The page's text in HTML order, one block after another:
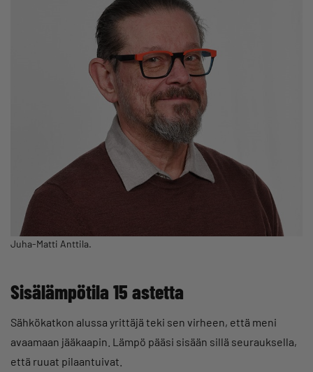
Juha-Matti Anttila.
Sisälämpötila 15 astetta
Sähkökatkon alussa yrittäjä teki sen virheen, että meni
avaamaan jääkaapin. Lämpö pääsi sisään sillä seurauksella,
että ruuat pilaantuivat.